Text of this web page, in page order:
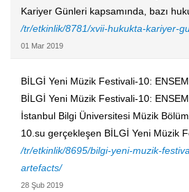
Kariyer Günleri kapsamında, bazı
/tr/etkinlik/8781/xvii-hukukta-kariyer-
01 Mar 2019
BİLGİ Yeni Müzik Festivali-10:
BİLGİ Yeni Müzik Festivali-10:
İstanbul Bilgi Üniversitesi Müzik
10.su gerçekleşen BİLGİ Yeni Müzik
/tr/etkinlik/8695/bilgi-yeni-muzik-
artefacts/
28 Şub 2019